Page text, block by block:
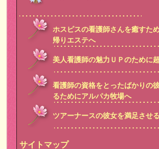
ホスピスの看護師さんを癒すた
帰りエステへ
美人看護師の魅力ＵＰのために
看護師の資格をとったばかりの
るためにアルパカ牧場へ
ツアーナースの彼女を満足させ
サイトマップ